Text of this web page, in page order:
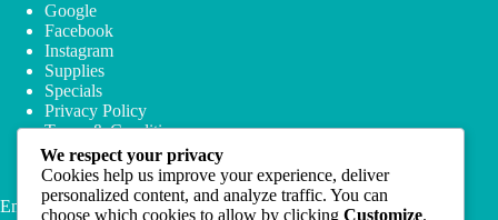
Google
Facebook
Instagram
Supplies
Specials
Privacy Policy
Terms & Conditions
Email Newsletter
We respect your privacy
Cookies help us improve your experience, deliver
personalized content, and analyze traffic. You can
choose which cookies to allow by clicking Customize.